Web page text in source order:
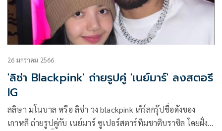
26 มกราคม 2566
'ลิซ่า Blackpink' ถ่ายรูปคู่ 'เนย์มาร์' ลงสตอรี
IG
ลลิษา มโนบาล หรือ ลิซ่า วง blackpink เกิร์ลกรุ๊ปชื่อดังของ
เกาหลี ถ่ายรูปคู่กับ เนย์มาร์ ซูเปอร์สตาร์ทีมชาติบราซิล โดยฝั่ง